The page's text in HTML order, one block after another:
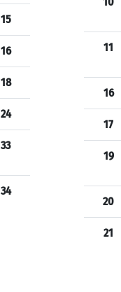
15
16
18
24
33
34
11
16
17
19
20
21